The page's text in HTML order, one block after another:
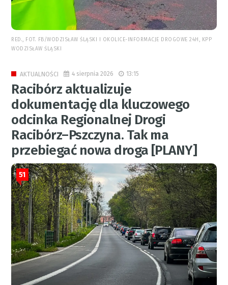
RED., FOT. FB/WODZISŁAW ŚLĄSKI I OKOLICE-INFORMACJE DROGOWE 24H, KPP
WODZISŁAW ŚLĄSKI
AKTUALNOŚCI 4 sierpnia 2026 13:15
Racibórz aktualizuje
dokumentację dla kluczowego
odcinka Regionalnej Drogi
Racibórz–Pszczyna. Tak ma
przebiegać nowa droga [PLANY]
51